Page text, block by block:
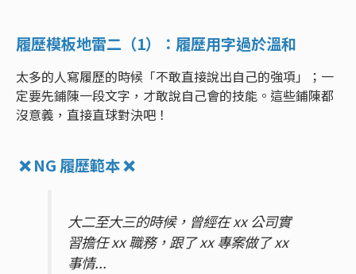
履歷模板地雷二（1）：履歷用字過於溫和
太多的人寫履歷的時候「不敢直接說出自己的強項」；一
定要先鋪陳一段文字，才敢說自己會的技能。這些鋪陳都
沒意義，直接直球對決吧！
❌ NG 履歷範本 ❌
大二至大三的時候，曾經在 xx 公司實
習擔任 xx 職務，跟了 xx 專案做了 xx
事情...